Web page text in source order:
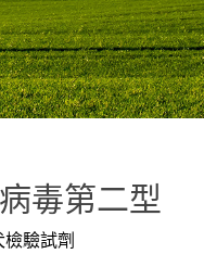
毒第二型
檢驗試劑